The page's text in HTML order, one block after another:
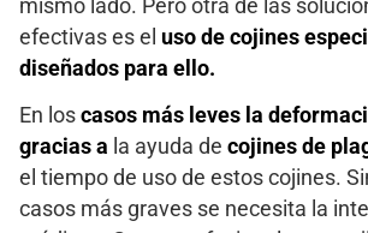
mismo lado. Pero otra de las
efectivas es el uso de cojines
diseñados para ello.
En los casos más leves la
gracias a la ayuda de cojines de
el tiempo de uso de estos cojines.
casos más graves se necesita la